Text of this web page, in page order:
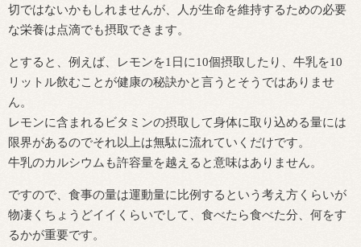
切ではないかもしれませんが、人が生命を維持するための必要
な栄養は点滴でも摂取できます。
とすると、例えば、レモンを1日に10個摂取したり、牛乳を10
リットル飲むことが健康の秘訣かと言うとそうではありませ
ん。
レモンに含まれるビタミンの摂取して身体に取り込める量には
限界があるのでそれ以上は無駄に流れていくだけです。
牛乳のカルシウムも許容量を越えると意味はありません。
ですので、食事の量は運動量に比例するという考え方くらいが
物凄くちょうどイイくらいでして、食べたら食べた分、何をす
るかが重要です。